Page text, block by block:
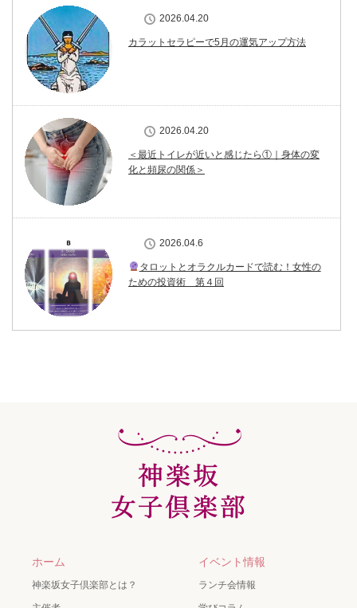
2026.04.20
カラットセラピーで5月の運気アップ方法
2026.04.20
＜最近トイレが近いと感じたら①｜身体の変
化と頻尿の関係＞
2026.04.6
タロットとオラクルカードで読む！女性の
ための投資術 第４回
ホーム
神楽坂女子倶楽部とは？
イベント情報
ランチ会情報